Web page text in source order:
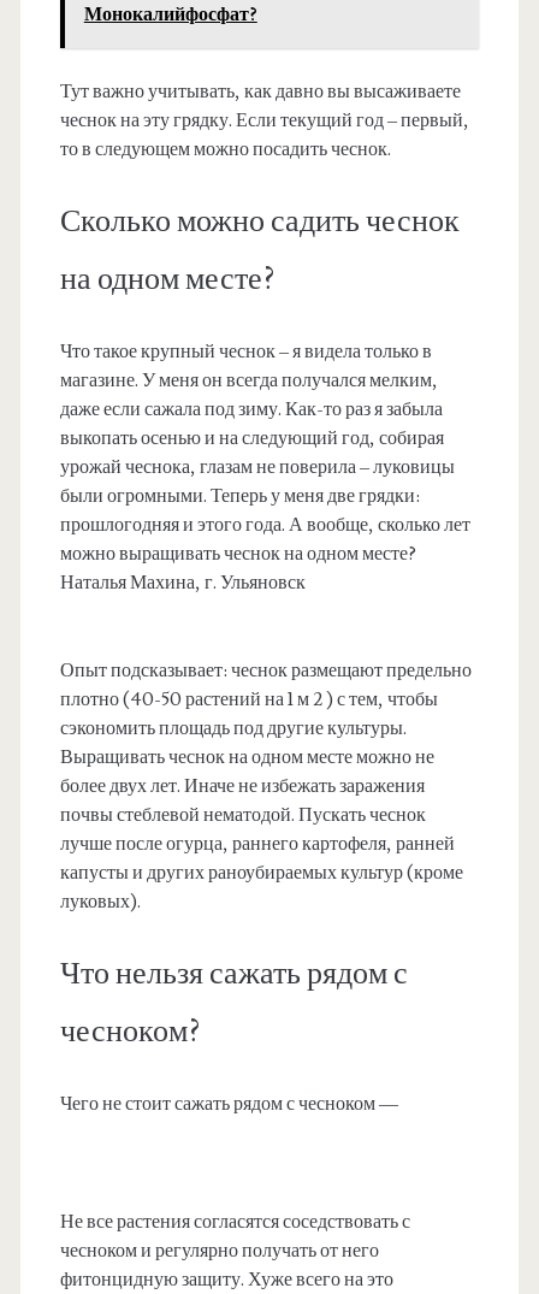
Монокалийфосфат?
Тут важно учитывать, как давно вы высаживаете
чеснок на эту грядку. Если текущий год – первый,
то в следующем можно посадить чеснок.
Сколько можно садить чеснок
на одном месте?
Что такое крупный чеснок – я видела только в
магазине. У меня он всегда получался мелким,
даже если сажала под зиму. Как-то раз я забыла
выкопать осенью и на следующий год, собирая
урожай чеснока, глазам не поверила – луковицы
были огромными. Теперь у меня две грядки:
прошлогодняя и этого года. А вообще, сколько лет
можно выращивать чеснок на одном месте?
Наталья Махина, г. Ульяновск
Опыт подсказывает: чеснок размещают предельно
плотно (40-50 растений на 1 м 2 ) с тем, чтобы
сэкономить площадь под другие культуры.
Выращивать чеснок на одном месте можно не
более двух лет. Иначе не избежать заражения
почвы стеблевой нематодой. Пускать чеснок
лучше после огурца, раннего картофеля, ранней
капусты и других раноубираемых культур (кроме
луковых).
Что нельзя сажать рядом с
чесноком?
Чего не стоит сажать рядом с чесноком —
Не все растения согласятся соседствовать с
чесноком и регулярно получать от него
фитонцидную защиту. Хуже всего на это